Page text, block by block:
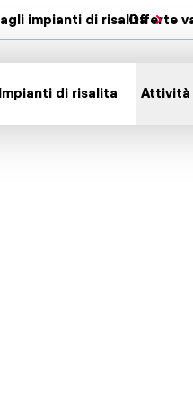
agli impianti di risalitaOfferte
Impianti di risalita Attività